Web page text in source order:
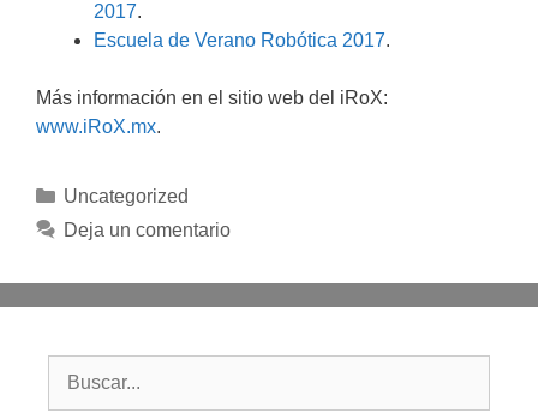
2017.
Escuela de Verano Robótica 2017.
Más información en el sitio web del iRoX:
www.iRoX.mx.
Categorías
Uncategorized
Deja un comentario
Buscar: